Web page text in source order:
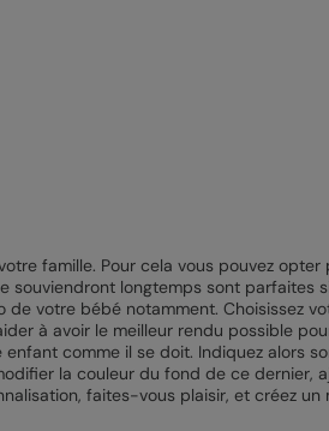
famille. Pour cela vous pouvez
souviendront longtemps sont parfaites
votre bébé notamment. Choisissez
à avoir le meilleur rendu possible
comme il se doit. Indiquez alors
la couleur du fond de ce dernier,
faites-vous plaisir, et créez